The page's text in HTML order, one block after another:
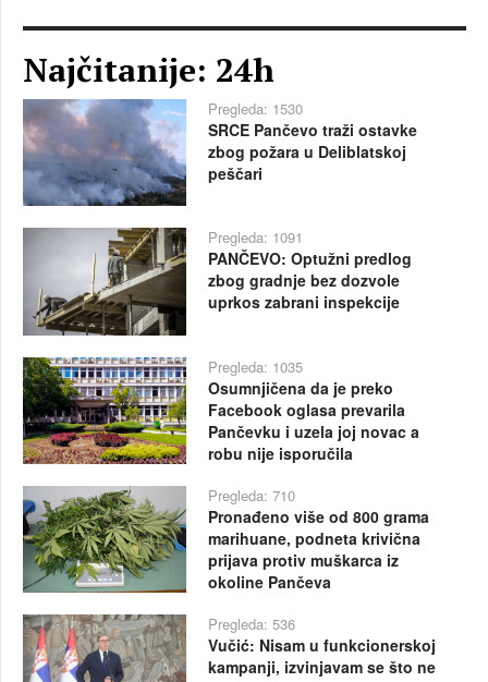
Najčitanije: 24h
Pregleda: 1530
SRCE Pančevo traži ostavke
zbog požara u Deliblatskoj
peščari
Pregleda: 1091
PANČEVO: Optužni predlog
zbog gradnje bez dozvole
uprkos zabrani inspekcije
Pregleda: 1035
Osumnjičena da je preko
Facebook oglasa prevarila
Pančevku i uzela joj novac a
robu nije isporučila
Pregleda: 710
Pronađeno više od 800 grama
marihuane, podneta krivična
prijava protiv muškarca iz
okoline Pančeva
Pregleda: 536
Vučić: Nisam u funkcionerskoj
kampanji, izvinjavam se što ne